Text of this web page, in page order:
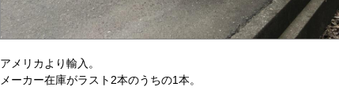
アメリカより輸入。
メーカー在庫がラスト2本のうちの1本。